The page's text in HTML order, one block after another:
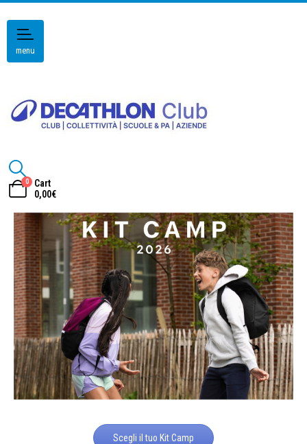
menu
0
Cart
0,00€
Scegli il tuo Kit Camp